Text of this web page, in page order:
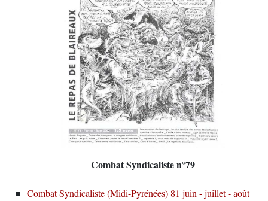
Combat Syndicaliste n°79
Combat Syndicaliste (Midi-Pyrénées) 81 juin - juillet - août